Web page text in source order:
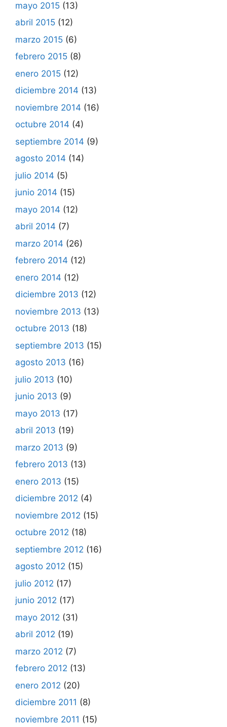
mayo 2015 (13)
abril 2015 (12)
marzo 2015 (6)
febrero 2015 (8)
enero 2015 (12)
diciembre 2014 (13)
noviembre 2014 (16)
octubre 2014 (4)
septiembre 2014 (9)
agosto 2014 (14)
julio 2014 (5)
junio 2014 (15)
mayo 2014 (12)
abril 2014 (7)
marzo 2014 (26)
febrero 2014 (12)
enero 2014 (12)
diciembre 2013 (12)
noviembre 2013 (13)
octubre 2013 (18)
septiembre 2013 (15)
agosto 2013 (16)
julio 2013 (10)
junio 2013 (9)
mayo 2013 (17)
abril 2013 (19)
marzo 2013 (9)
febrero 2013 (13)
enero 2013 (15)
diciembre 2012 (4)
noviembre 2012 (15)
octubre 2012 (18)
septiembre 2012 (16)
agosto 2012 (15)
julio 2012 (17)
junio 2012 (17)
mayo 2012 (31)
abril 2012 (19)
marzo 2012 (7)
febrero 2012 (13)
enero 2012 (20)
diciembre 2011 (8)
noviembre 2011 (15)